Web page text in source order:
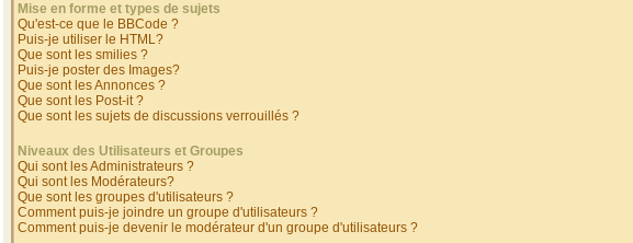
Mise en forme et types de sujets
Qu'est-ce que le BBCode ?
Puis-je utiliser le HTML?
Que sont les smilies ?
Puis-je poster des Images?
Que sont les Annonces ?
Que sont les Post-it ?
Que sont les sujets de discussions verrouillés ?
Niveaux des Utilisateurs et Groupes
Qui sont les Administrateurs ?
Qui sont les Modérateurs?
Que sont les groupes d'utilisateurs ?
Comment puis-je joindre un groupe d'utilisateurs ?
Comment puis-je devenir le modérateur d'un groupe d'utilisateurs ?